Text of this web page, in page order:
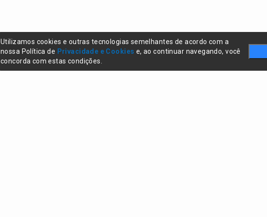
Utilizamos cookies e outras tecnologias semelhantes de acordo com a
nossa Política de Privacidade e Cookies e, ao continuar navegando, você
concorda com estas condições.